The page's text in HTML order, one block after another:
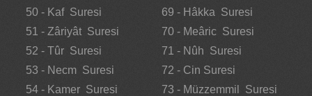
50 - Kaf Suresi
51 - Zâriyât Suresi
52 - Tûr Suresi
53 - Necm Suresi
54 - Kamer Suresi
69 - Hâkka Suresi
70 - Meâric Suresi
71 - Nûh Suresi
72 - Cin Suresi
73 - Müzzemmil Suresi